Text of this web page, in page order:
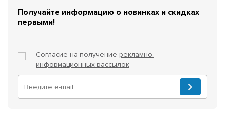
Получайте информацию о новинках и скидках
первыми!
Согласие на получение рекламно-
информационных рассылок